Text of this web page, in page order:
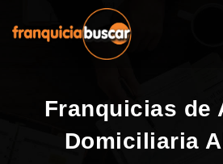
Franquicias de
Domiciliaria